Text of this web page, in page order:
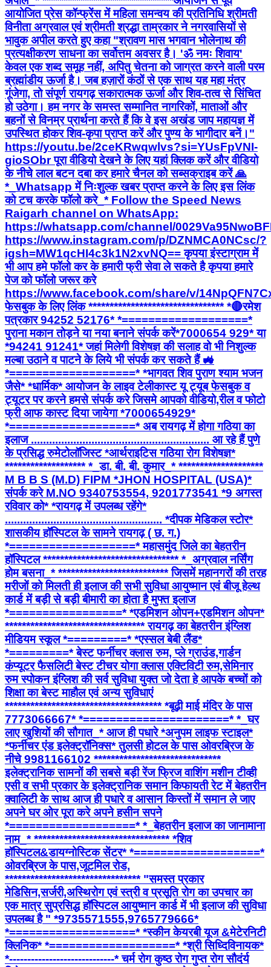
आयोजित प्रेस कॉन्फ्रेंस में महिला समन्वय की प्रतिनिधि श्रीमती
विनीता अग्रवाल एवं श्रीमती श्रद्धा ताम्रकार ने नगरवासियों से
भावुक अपील करते हुए कहा ​"श्रावण मास भगवान भोलेनाथ की
प्रत्यक्षीकरण साधना का सर्वोत्तम अवसर है। 'ॐ नमः शिवाय'
केवल एक शब्द समूह नहीं, अपितु चेतना को जाग्रत करने वाली परम
ब्रह्मांडीय ऊर्जा है। जब हज़ारों कंठों से एक साथ यह महा मंत्र
गूंजेगा, तो संपूर्ण रायगढ़ सकारात्मक ऊर्जा और शिव-तत्व से सिंचित
हो उठेगा। हम नगर के समस्त सम्मानित नागरिकों, माताओं और
बहनों से विनम्र प्रार्थना करते हैं कि वे इस अखंड जाप महायज्ञ में
उपस्थित होकर शिव-कृपा प्राप्त करें और पुण्य के भागीदार बनें।"
https://youtu.be/2ceKRwqwlvs?si=YUsFpVNI-
gioSObr पूरा वीडियो देखने के लिए यहां क्लिक करें और वीडियो
के नीचे लाल बटन दबा कर हमारे चैनल को सब्सक्राइब करें 🙏
*_Whatsapp में निःशुल्क खबर प्राप्त करने के लिए इस लिंक
को टच करके फॉलो करे_* Follow the Speed News
Raigarh channel on WhatsApp:
https://whatsapp.com/channel/
https://www.instagram.com/p/DZNMCA0NCsc/?
igsh=MW1qcHI4c3k1N2xvNQ== कृपया इंस्टाग्राम में
भी आप हमे फॉलो कर के हमारी फ्री सेवा ले सकते है कृपया हमारे
पेज को फॉलो जरूर करे
https://www.facebook.com/share/v/
फेसबुक के लिए लिंक ******************************** *🔴रमेश
पत्रकार 94252 52176* *===================*
पुराना मकान तोड़ने या नया बनाने संपर्क करें*7000654 929* या
*94241 91241* जहां मिलेगी विशेषज्ञ की सलाह वो भी निशुल्क
मल्बा उठाने व पाटने के लिये भी संपर्क कर सकते हैं 🚜
*===================* *भागवत शिव पुराण श्याम भजन
जैसे* *धार्मिक* आयोजन के लाइव टेलीकास्ट यू ट्यूब फेसबुक व
ट्यूटर पर करने हमसे संपर्क करे जिसमे आपको वीडियो,रील व फोटो
फ्री आफ कास्ट दिया जायेगा *7000654929*
*===================* अब रायगढ़ में होगा गठिया का
इलाज ........................................................... आ रहे हैं पुणे
के प्रसिद्ध रुमेटोलॉजिस्ट *आर्थराइटिस गठिया रोग विशेषज्ञ*
******************* *_डा. बी. बी. कुमार_* ********************
M B B S (M.D) FIPM *JHON HOSPITAL (USA)*
संपर्क करे M.NO 9340753554, 9201773541 *9 अगस्त
रविवार को* *रायगढ़ में उपलब्ध रहेंगे*
.................................................... *दीपक मेडिकल स्टोर*
शासकीय हॉस्पिटल के सामने रायगढ़ ( छ. ग.)
*===================* महासमुंद जिले का बेहतरीन
हॉस्पिटल ******************************** *_अग्रवाल नर्सिंग
होम बसना_* ************************** जिसमें महानगरों की तरह
मरीजों को मिलती ही इलाज की सभी सुविधा आयुष्मान एवं बीजू हेल्थ
कार्ड में बड़ी से बड़ी बीमारी का होता है मुफ्त इलाज
*=================* *एडमिशन ओपन+एडमिशन ओपन*
********************************* रायगढ़ का बेहतरीन इंग्लिश
मीडियम स्कूल *=========* *एस्सल बेबी लैंड*
*=========* बेस्ट फर्नीचर क्लास रुम, प्ले ग्राउंड,गार्डन
कंप्यूटर फैसलिटी बेस्ट टीचर योगा क्लास एक्टिविटी रुम,सेमिनार
रुम स्पोकन इंग्लिश की सर्व सुविधा युक्त जो देता हे आपके बच्चों को
शिक्षा का बेस्ट माहौल एवं अन्य सुविधाएं
************************************* *बूढ़ी माई मंदिर के पास
7773066667* *======================* *_घर
लाए खुशियों की सौगात_* आज ही पधारे *अनुपम लाइफ स्टाइल*
*फर्नीचर एंड इलेक्ट्रॉनिक्स* तुलसी होटल के पास ओवरब्रिज के
नीचे 9981166102 ******************************
इलेक्ट्रानिक सामनों की सबसे बड़ी रेंज फ्रिज वाशिंग मशीन टीव्ही
एसी व सभी प्रकार के इलेक्ट्रानिक समान किफायती रेट में बेहतरीन
क्वालिटी के साथ आज ही पधारे व आसान किस्तों में समान ले जाए
अपने घर ओर पूरा करे अपने हसीन सपने
*===================* *_बेहतरीन इलाज का जानामाना
नाम_* ******************************** *शिव
हॉस्पिटल&डायग्नोस्टिक सेंटर* *===================*
ओवरब्रिज के पास,जूटमिल रोड,
******************************** "समस्त प्रकार
मेडिसिन,सर्जरी,अस्थिरोग एवं स्त्री व प्रसूति रोग का उपचार का
एक मात्र सुप्रसिद्ध हॉस्पिटल आयुष्मान कार्ड में भी इलाज की सुविधा
उपलब्ध है " *9735571555,9765779666*
*===================* *स्कीन केयरबी यूज &मेटेरनिटी
क्लिनिक* *===================* *श्री सिध्दिविनायक*
*-----------------------------* चर्म रोग कुष्ठ रोग गुप्त रोग सौदंर्य